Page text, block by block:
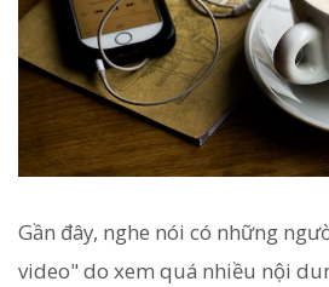
Gần đây, nghe nói có những
video" do xem quá nhiều nội